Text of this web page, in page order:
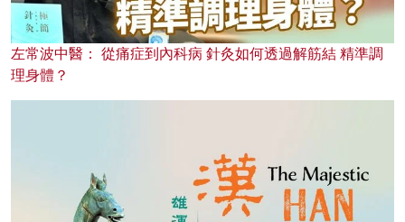
左常波中醫： 從痛症到內科病 針灸如何透過解筋結 精準調
理身體？